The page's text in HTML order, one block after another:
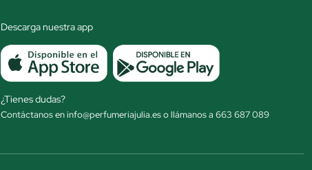
Descarga nuestra app
¿Tienes dudas?
Contáctanos en info@perfumeriajulia.es o llámanos a 663 687 089